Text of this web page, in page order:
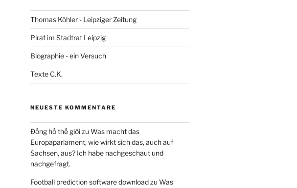
Thomas Köhler - Leipziger Zeitung
Pirat im Stadtrat Leipzig
Biographie - ein Versuch
Texte C.K.
NEUESTE KOMMENTARE
Đồng hồ thế giớizu Was macht das
Europaparlament, wie wirkt sich das, auch auf
Sachsen, aus? Ich habe nachgeschaut und
nachgefragt.
Football prediction software downloadzu Was